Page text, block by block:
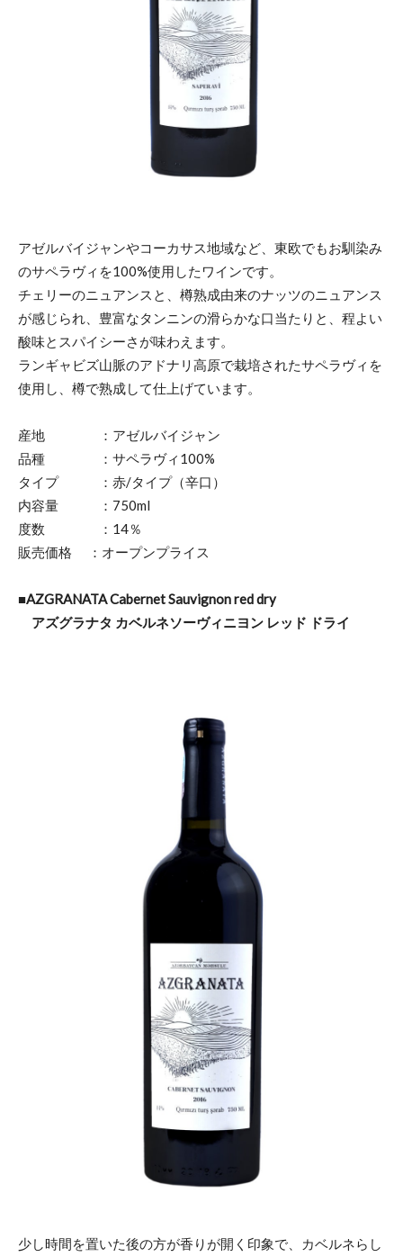
アゼルバイジャンやコーカサス地域など、東欧でもお馴染み
のサペラヴィを100%使用したワインです。
チェリーのニュアンスと、樽熟成由来のナッツのニュアンス
が感じられ、豊富なタンニンの滑らかな口当たりと、程よい
酸味とスパイシーさが味わえます。
ランギャビズ山脈のアドナリ高原で栽培されたサペラヴィを
使用し、樽で熟成して仕上げています。
産地 ：アゼルバイジャン
品種 ：サペラヴィ100%
タイプ ：赤/タイプ（辛口）
内容量 ：750ml
度数 ：14％
販売価格 ：オープンプライス
■​AZGRANATA Cabernet Sauvignon red dry
アズグラナタ カベルネソーヴィニヨン レッド ドライ
少し時間を置いた後の方が香りが開く印象で、カベルネらし